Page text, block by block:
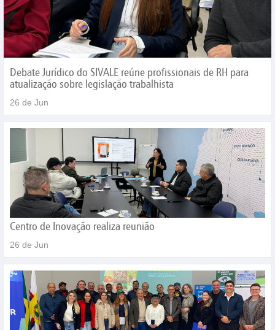
Debate Jurídico do SIVALE reúne profissionais de RH para
atualização sobre legislação trabalhista
26 de Jun
Centro de Inovação realiza reunião
26 de Jun